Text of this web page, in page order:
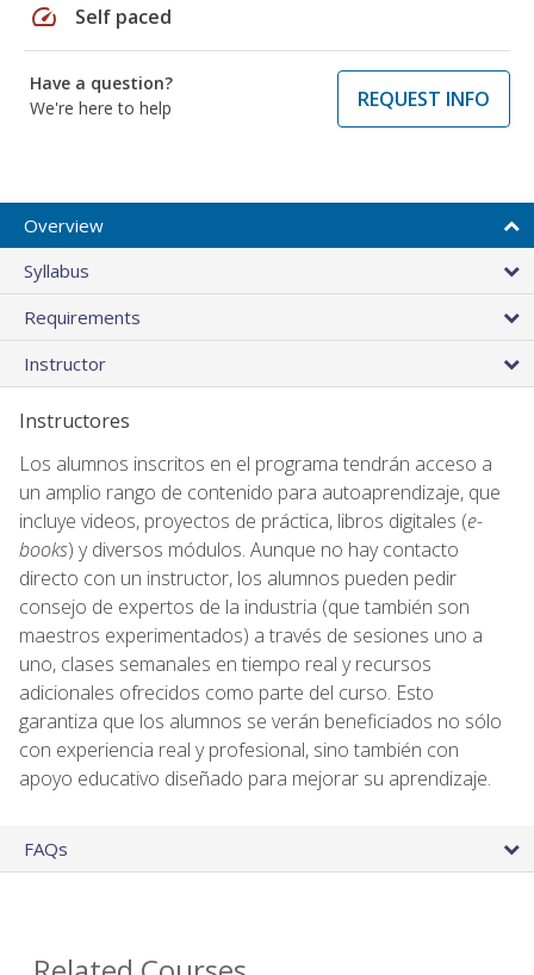
speed Self paced
Have a question?
We're here to help
REQUEST INFO
Overview
Syllabus
Requirements
Instructor
Instructores
Los alumnos inscritos en el programa tendrán acceso a
un amplio rango de contenido para autoaprendizaje, que
incluye videos, proyectos de práctica, libros digitales (e-
books) y diversos módulos. Aunque no hay contacto
directo con un instructor, los alumnos pueden pedir
consejo de expertos de la industria (que también son
maestros experimentados) a través de sesiones uno a
uno, clases semanales en tiempo real y recursos
adicionales ofrecidos como parte del curso. Esto
garantiza que los alumnos se verán beneficiados no sólo
con experiencia real y profesional, sino también con
apoyo educativo diseñado para mejorar su aprendizaje.
FAQs